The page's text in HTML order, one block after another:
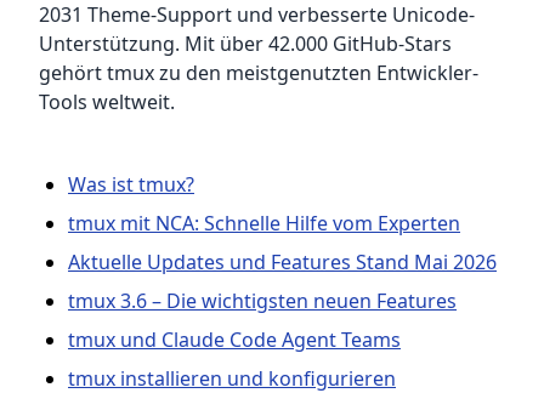
2031 Theme-Support und verbesserte Unicode-
Unterstützung. Mit über 42.000 GitHub-Stars
gehört tmux zu den meistgenutzten Entwickler-
Tools weltweit.
Was ist tmux?
tmux mit NCA: Schnelle Hilfe vom Experten
Aktuelle Updates und Features Stand Mai 2026
tmux 3.6 – Die wichtigsten neuen Features
tmux und Claude Code Agent Teams
tmux installieren und konfigurieren